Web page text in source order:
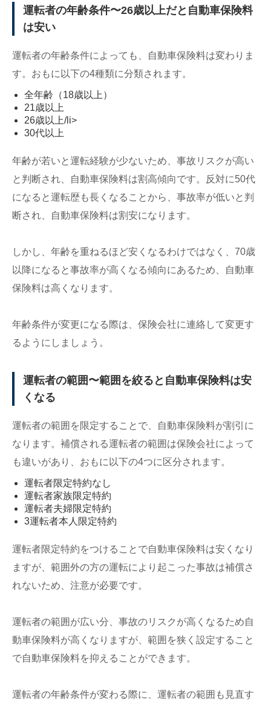
運転者の年齢条件〜26歳以上だと自動車保険料
は安い
運転者の年齢条件によっても、自動車保険料は変わりま
す。おもに以下の4種類に分類されます。
全年齢（18歳以上）
21歳以上
26歳以上/li>
30代以上
年齢が若いと運転経験が少ないため、事故リスクが高い
と判断され、自動車保険料は割高傾向です。反対に50代
になると運転歴も長くなることから、事故率が低いと判
断され、自動車保険料は割安になります。
しかし、年齢を重ねるほど安くなるわけではなく、70歳
以降になると事故率が高くなる傾向にあるため、自動車
保険料は高くなります。
年齢条件が変更になる際は、保険会社に連絡して変更す
るようにしましょう。
運転者の範囲〜範囲を絞ると自動車保険料は安
くなる
運転者の範囲を限定することで、自動車保険料が割引に
なります。補償される運転者の範囲は保険会社によって
も違いがあり、おもに以下の4つに区分されます。
運転者限定特約なし
運転者家族限定特約
運転者夫婦限定特約
3運転者本人限定特約
運転者限定特約をつけることで自動車保険料は安くなり
ますが、範囲外の方の運転により起こった事故は補償さ
れないため、注意が必要です。
運転者の範囲が広い分、事故のリスクが高くなるため自
動車保険料が高くなりますが、範囲を狭く設定すること
で自動車保険料を抑えることができます。
運転者の年齢条件が変わる際に、運転者の範囲も見直す